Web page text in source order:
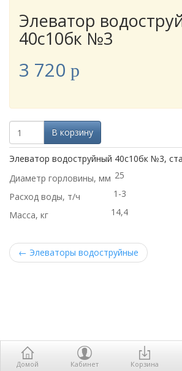
Элеватор
40с10бк №3
3 720 p
В корзину
Элеватор водоструйный 40с10бк №3,
Диаметр горловины, мм 25
Расход воды, т/ч
1-3
Масса, кг
14,4
← Элеваторы водоструйные
Домой Кабинет Корзина